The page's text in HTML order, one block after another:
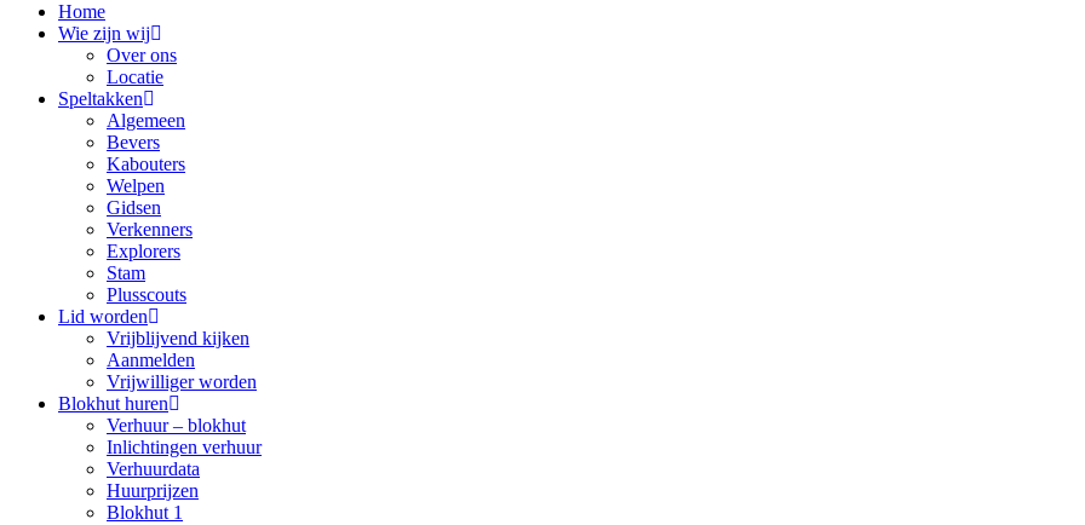
Home
Wie zijn wij
Over ons
Locatie
Speltakken
Algemeen
Bevers
Kabouters
Welpen
Gidsen
Verkenners
Explorers
Stam
Plusscouts
Lid worden
Vrijblijvend kijken
Aanmelden
Vrijwilliger worden
Blokhut huren
Verhuur – blokhut
Inlichtingen verhuur
Verhuurdata
Huurprijzen
Blokhut 1